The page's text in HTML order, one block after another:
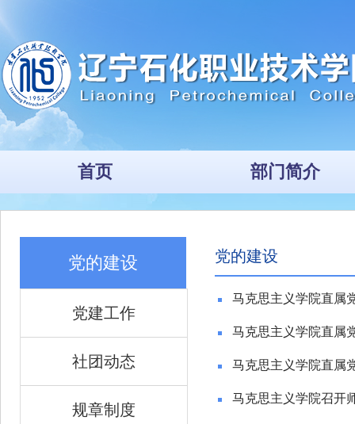
首页 部门简介
党的建设
党建工作
社团动态
规章制度
党的建设
马克思主义学院直属
马克思主义学院直属
马克思主义学院直属
马克思主义学院召开